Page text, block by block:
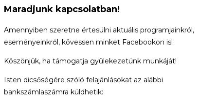
Maradjunk kapcsolatban!
Amennyiben szeretne értesülni aktuális programjainkról,
eseményeinkről, kövessen minket Facebookon is!
Köszönjük, ha támogatja gyülekezetünk munkáját!
Isten dicsőségére szóló felajánlásokat az alábbi
bankszámlaszámra küldhetik: